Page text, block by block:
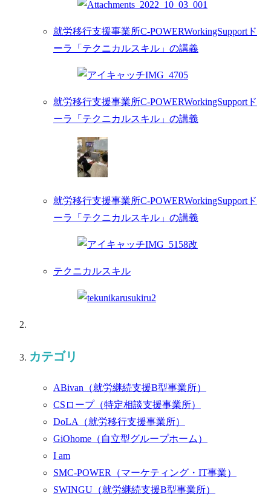
就労移行支援事業所C-POWERWorkingSupportド
ーラ「テクニカルスキル」の講義
就労移行支援事業所C-POWERWorkingSupportド
ーラ「テクニカルスキル」の講義
就労移行支援事業所C-POWERWorkingSupportド
ーラ「テクニカルスキル」の講義
テクニカルスキル
カテゴリ
ABivan （就労継続支援B型事業所）
CSロープ （特定相談支援事業所）
DoLA （就労移行支援事業所）
GiOhome （自立型グループホーム）
I am
SMC-POWER （マーケティング・IT事業）
SWINGU （就労継続支援B型事業所）